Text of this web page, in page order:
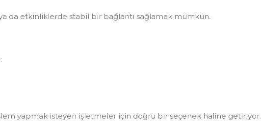
da etkinliklerde stabil bir bağlantı sağlamak mümkün.
yapmak isteyen işletmeler için doğru bir seçenek haline getiriyor.